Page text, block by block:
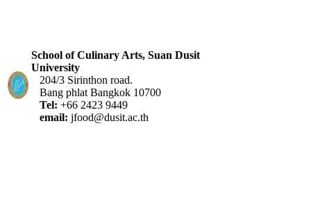
School of Culinary Arts, Suan Dusit
University
204/3 Sirinthon road.
Bang phlat Bangkok 10700
Tel: +66 2423 9449
email: jfood@dusit.ac.th